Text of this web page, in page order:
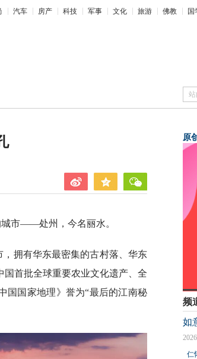
汽车 房产 科技 军事 文化 旅游 佛教 国
城市——处州，今名丽水。
拥有华东最密集的古村落、华东
首批全球重要农业文化遗产、全
国国家地理》誉为“最后的江南秘
原
频
如
仁